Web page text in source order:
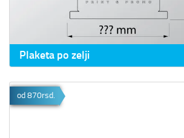
Plaketa po zelji
od 870rsd.
Prikaz detalja Poklon kutija za plakete